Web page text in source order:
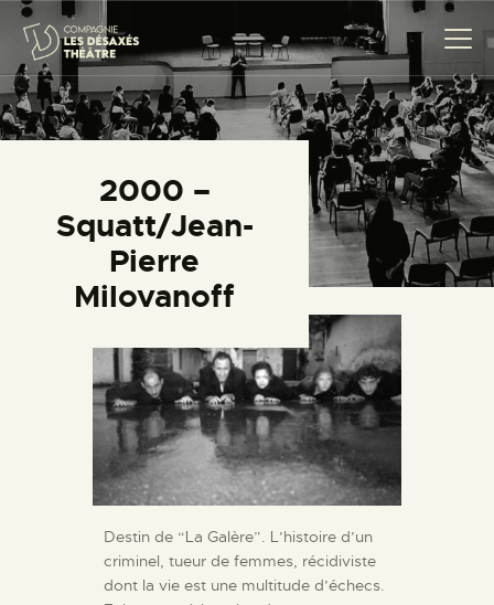
2000 –
Squatt/Jean-
Pierre
Milovanoff
CRÉATIONS
THÉÂTRE CITOYEN
PROJETS SCOLAIRES
TRANSMISSION
ACTUALITÉS
AGENDA
CONTACT
Destin de “La Galère”. L’histoire d’un
criminel, tueur de femmes, récidiviste
dont la vie est une multitude d’échecs.